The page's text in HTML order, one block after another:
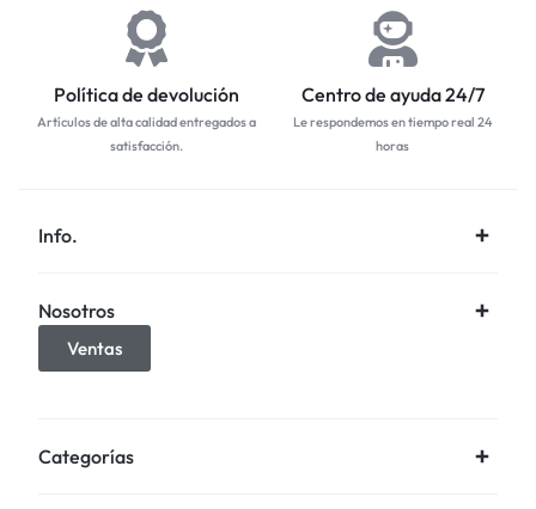
Política de devolución
Artículos de alta calidad entregados a
satisfacción.
Centro de ayuda 24/7
Le respondemos en tiempo real 24
horas
Info.
Nosotros
Ventas
Categorías